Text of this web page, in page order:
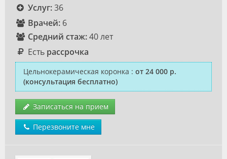
Услуг:36
Врачей:6
Средний стаж:40 лет
Есть рассрочка
Цельнокерамическая коронка : от 24 000 р.
(консультация бесплатно)
Записаться на прием
Перезвоните мне